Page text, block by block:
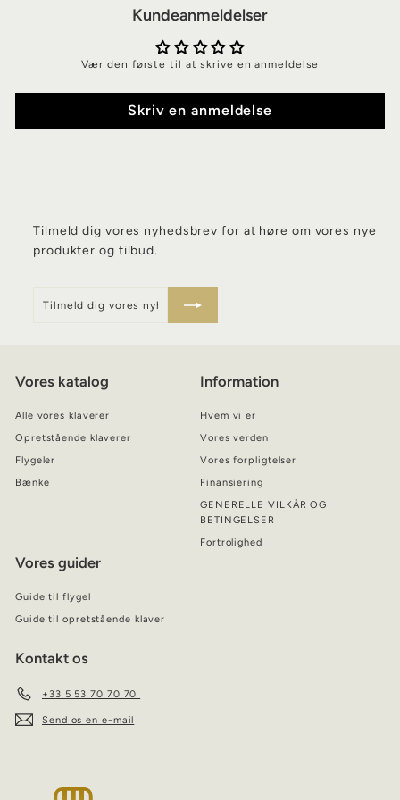
Kundeanmeldelser
Vær den første til at skrive en anmeldelse
Skriv en anmeldelse
Tilmeld dig vores nyhedsbrev for at høre om vores nye
produkter og tilbud.
dig
dig
Vores katalog
Alle vores klaverer
Opretstående klaverer
Flygeler
Bænke
Information
Hvem vi er
Vores verden
Vores forpligtelser
Finansiering
GENERELLE VILKÅR OG
BETINGELSER
Fortrolighed
Vores guider
Guide til flygel
Guide til opretstående klaver
Kontakt os
+33 5 53 70 70 70
Send os en e-mail